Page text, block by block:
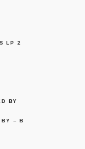
LP 2
BY
BY – B